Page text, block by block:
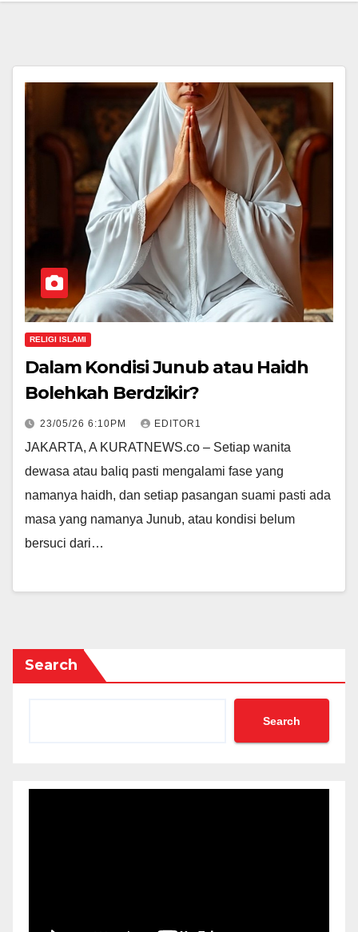
RELIGI ISLAMI
Dalam Kondisi Junub atau Haidh
Bolehkah Berdzikir?
23/05/26 6:10PM EDITOR1
JAKARTA, A KURATNEWS.co – Setiap wanita
dewasa atau baliq pasti mengalami fase yang
namanya haidh, dan setiap pasangan suami pasti ada
masa yang namanya Junub, atau kondisi belum
bersuci dari…
Search
Search